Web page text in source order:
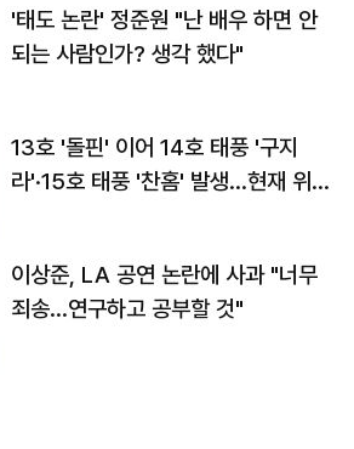
'태도 논란' 정준원 "난 배우 하면 안
되는 사람인가? 생각 했다"
13호 '돌핀' 이어 14호 태풍 '구지
라'·15호 태풍 '찬홈' 발생…현재 위
이상준, LA 공연 논란에 사과 "너무
죄송…연구하고 공부할 것"